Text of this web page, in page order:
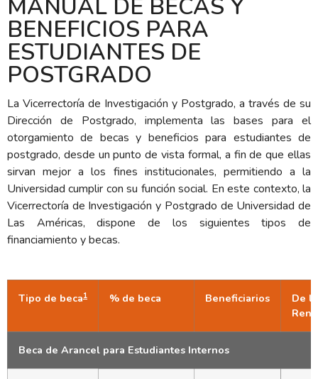
MANUAL DE BECAS Y
BENEFICIOS PARA
ESTUDIANTES DE
POSTGRADO
La Vicerrectoría de Investigación y Postgrado, a través de su
Dirección de Postgrado, implementa las bases para el
otorgamiento de becas y beneficios para estudiantes de
postgrado, desde un punto de vista formal, a fin de que ellas
sirvan mejor a los fines institucionales, permitiendo a la
Universidad cumplir con su función social. En este contexto, la
Vicerrectoría de Investigación y Postgrado de Universidad de
Las Américas, dispone de los siguientes tipos de
financiamiento y becas.
Tipo de beca1 % de beca Beneficiarios
De la
R
Beca de Arancel para Estudiantes Internos